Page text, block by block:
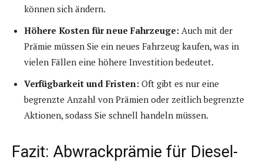
können sich ändern.
Höhere Kosten für neue Fahrzeuge: Auch mit der
Prämie müssen Sie ein neues Fahrzeug kaufen, was in
vielen Fällen eine höhere Investition bedeutet.
Verfügbarkeit und Fristen: Oft gibt es nur eine
begrenzte Anzahl von Prämien oder zeitlich begrenzte
Aktionen, sodass Sie schnell handeln müssen.
Fazit: Abwrackprämie für Diesel-